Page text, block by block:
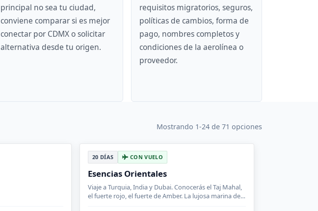
principal no sea tu ciudad,
conviene comparar si es mejor
conectar por CDMX o solicitar
alternativa desde tu origen.
requisitos migratorios, seguros,
políticas de cambios, forma de
pago, nombres completos y
condiciones de la aerolínea o
proveedor.
Mostrando 1-24 de 71 opciones
20 DÍAS CON VUELO
Esencias Orientales
Viaje a Turquia, India y Dubai. Conocerás el Taj Mahal,
el fuerte rojo, el fuerte de Amber. La lujosa marina de